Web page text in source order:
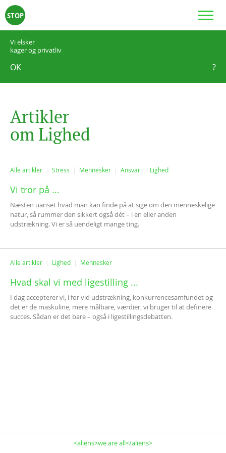
STOP
Vi elsker
kager og privatliv
OK ?
Artikler
om Lighed
Alle artikler Stress Mennesker Ansvar Lighed
Vi tror på ...
Næsten uanset hvad man kan finde på at sige om den menneskelige
natur, så rummer den sikkert også dét – i en eller anden
udstrækning. Vi er så uendeligt mange ting.
Alle artikler Lighed Mennesker
Hvad skal vi med ligestilling ...
I dag accepterer vi, i for vid udstrækning, konkurrencesamfundet og
det er de maskuline, mere målbare, værdier, vi bruger til at definere
succes. Sådan er det bare – også i ligestillingsdebatten.
<aliens>we are all</aliens>